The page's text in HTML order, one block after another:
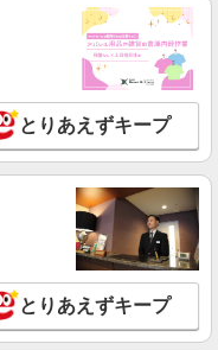
詳細を見る
責任者候補）
前田脳神経外科 （静岡
詳細を見る
店
とりあえずキープ
とりあえずキープ